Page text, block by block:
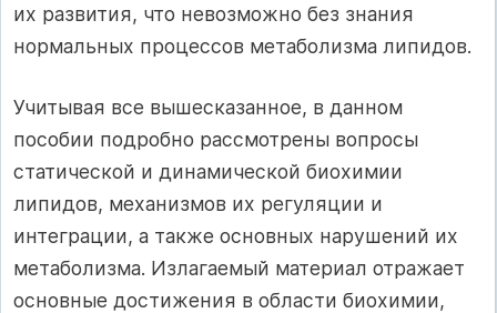
их развития, что невозможно без знания
нормальных процессов метаболизма липидов.
Учитывая все вышесказанное, в данном
пособии подробно рассмотрены вопросы
статической и динамической биохимии
липидов, механизмов их регуляции и
интеграции, а также основных нарушений их
метаболизма. Излагаемый материал отражает
основные достижения в области биохимии,